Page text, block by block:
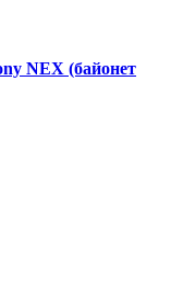
NEX (байонет